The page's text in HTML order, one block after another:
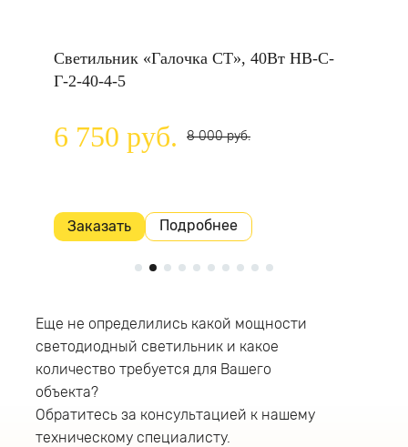
Светильник «Галочка СТ», 40Вт НВ-C-
Г-2-40-4-5
6 750 руб. 8 000 руб.
Заказать Подробнее
Еще не определились какой мощности
светодиодный светильник и какое
количество требуется для Вашего
объекта?
Обратитесь за консультацией к нашему
техническому специалисту.